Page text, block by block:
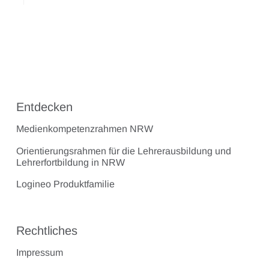
Entdecken
Medienkompetenzrahmen NRW
Orientierungsrahmen für die Lehrerausbildung und
Lehrerfortbildung in NRW
Logineo Produktfamilie
Rechtliches
Impressum